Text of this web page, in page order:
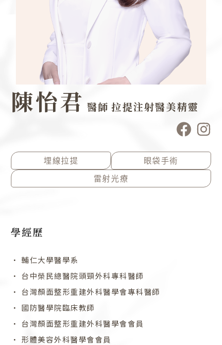
陳怡君 醫師 拉提注射醫美精靈
F
a
c
e
o
I
n
s
t
a
g
埋線拉提
眼袋手術
雷射光療
學經歷
• 輔仁大學醫學系
• 台中榮民總醫院頭頸外科專科醫師
• 台灣顏面整形重建外科醫學會專科醫師
• 國防醫學院臨床教師
• 台灣顏面整形重建外科醫學會會員
• 形體美容外科醫學會會員